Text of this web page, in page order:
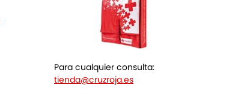
Para cualquier consulta:
tienda@cruzroja.es